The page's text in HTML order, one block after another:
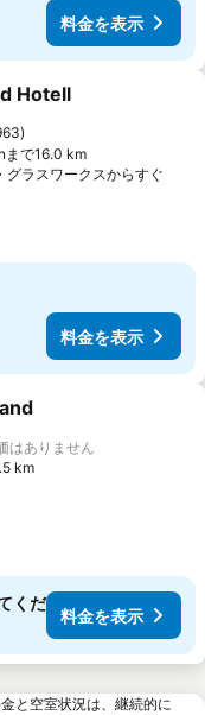
料金を表示
に追加
Hotell
まで16.0 km
グラスワークスからすぐ
料金を表示
に追加
はありません
km
くだ
料金を表示
と空室状況は、継続的に